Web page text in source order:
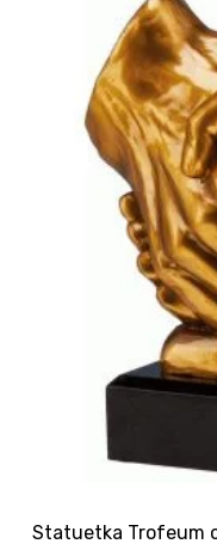
Statuetka Trofeum